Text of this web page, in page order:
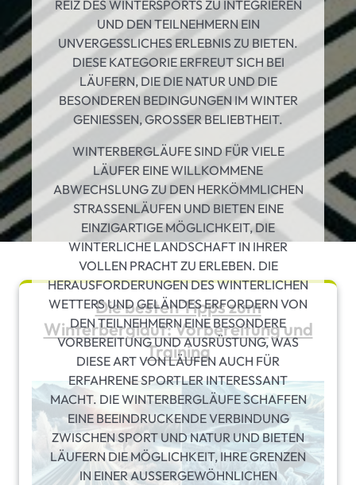
REIZ DES WINTERSPORTS ZU INTEGRIEREN
UND DEN TEILNEHMERN EIN
UNVERGESSLICHES ERLEBNIS ZU BIETEN.
DIESE KATEGORIE ERFREUT SICH BEI
LÄUFERN, DIE DIE NATUR UND DIE
BESONDEREN BEDINGUNGEN IM WINTER
GENIESSEN, GROSSER BELIEBTHEIT.
WINTERBERGLÄUFE SIND FÜR VIELE
LÄUFER EINE WILLKOMMENE
ABWECHSLUNG ZU DEN HERKÖMMLICHEN
STRASSENLÄUFEN UND BIETEN EINE E
INZIGARTIGE MÖGLICHKEIT, DIE W
INTERLICHE LANDSCHAFT IN IHRER V
OLLEN PRACHT ZU ERLEBEN. DIE H
ERAUSFORDERUNGEN DES WINTERLICHEN W
ETTERS UND GELÄNDES ERFORDERN VON D
EN TEILNEHMERN EINE BESONDERE V
ORBEREITUNG UND AUSRÜSTUNG, WAS D
IESE ART VON LÄUFEN AUCH FÜR E
RFAHRENE SPORTLER INTERESSANT M
ACHT. DIE WINTERBERGLÄUFE SCHAFFEN E
INE BEEINDRUCKENDE VERBINDUNG Z
WISCHEN SPORT UND NATUR UND BIETEN L
ÄUFERN DIE MÖGLICHKEIT, IHRE GRENZEN I
N EINER AUSSERGEWÖHNLICHEN UM
Die besten Tipps zum
Winterberglauf: Vorbereitung und
Training